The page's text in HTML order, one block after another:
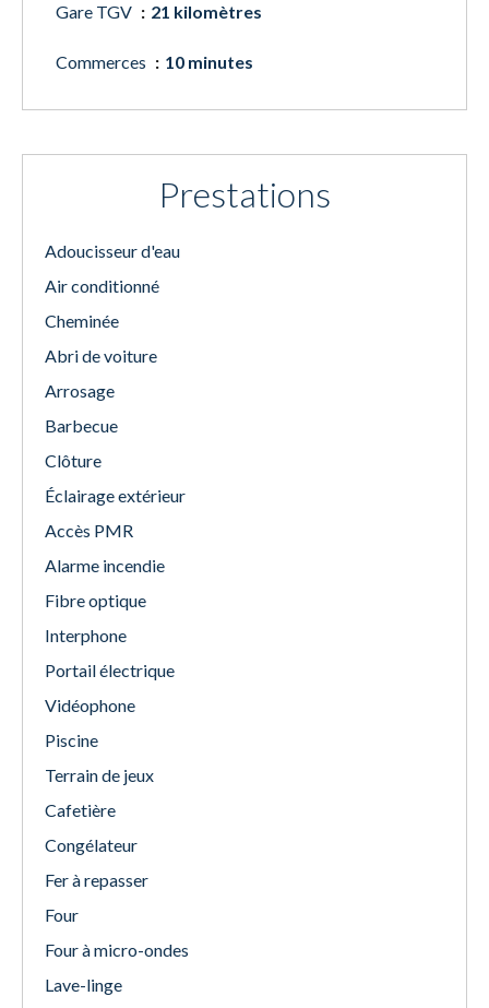
Gare TGV 21 kilomètres
Commerces 10 minutes
Prestations
Adoucisseur d'eau
Air conditionné
Cheminée
Abri de voiture
Arrosage
Barbecue
Clôture
Éclairage extérieur
Accès PMR
Alarme incendie
Fibre optique
Interphone
Portail électrique
Vidéophone
Piscine
Terrain de jeux
Cafetière
Congélateur
Fer à repasser
Four
Four à micro-ondes
Lave-linge